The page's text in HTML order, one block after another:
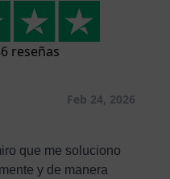
reseñas
Feb 24, 2026
que me soluciono
y de manera